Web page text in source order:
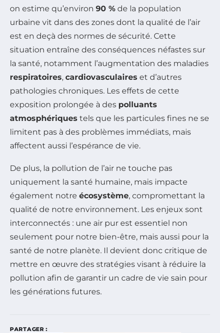
on estime qu’environ 90 % de la population
urbaine vit dans des zones dont la qualité de l’air
est en deçà des normes de sécurité. Cette
situation entraîne des conséquences néfastes sur
la santé, notamment l’augmentation des maladies
respiratoires, cardiovasculaires et d’autres
pathologies chroniques. Les effets de cette
exposition prolongée à des polluants
atmosphériques tels que les particules fines ne se
limitent pas à des problèmes immédiats, mais
affectent aussi l’espérance de vie.
De plus, la pollution de l’air ne touche pas
uniquement la santé humaine, mais impacte
également notre écosystème, compromettant la
qualité de notre environnement. Les enjeux sont
interconnectés : une air pur est essentiel non
seulement pour notre bien-être, mais aussi pour la
santé de notre planète. Il devient donc critique de
mettre en œuvre des stratégies visant à réduire la
pollution afin de garantir un cadre de vie sain pour
les générations futures.
PARTAGER :